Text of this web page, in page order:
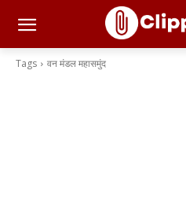
Tags वन मंडल महासमुंद